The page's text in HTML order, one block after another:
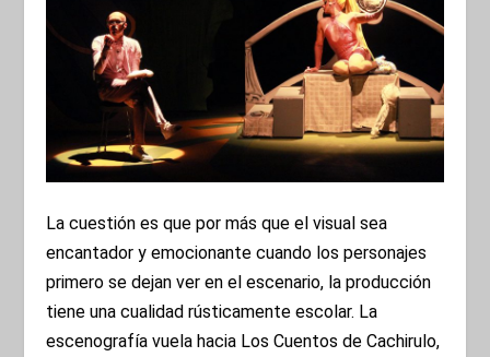
La cuestión es que por más que el visual sea
encantador y emocionante cuando los personajes
primero se dejan ver en el escenario, la producción
tiene una cualidad rústicamente escolar. La
escenografía vuela hacia Los Cuentos de Cachirulo,